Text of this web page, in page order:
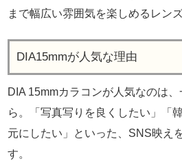
まで幅広い雰囲気を楽しめるレンズ
DIA15mmが人気な理由
DIA 15mmカラコンが人気なのは
ら。「写真写りを良くしたい」「
元にしたい」といった、SNS映え
す。